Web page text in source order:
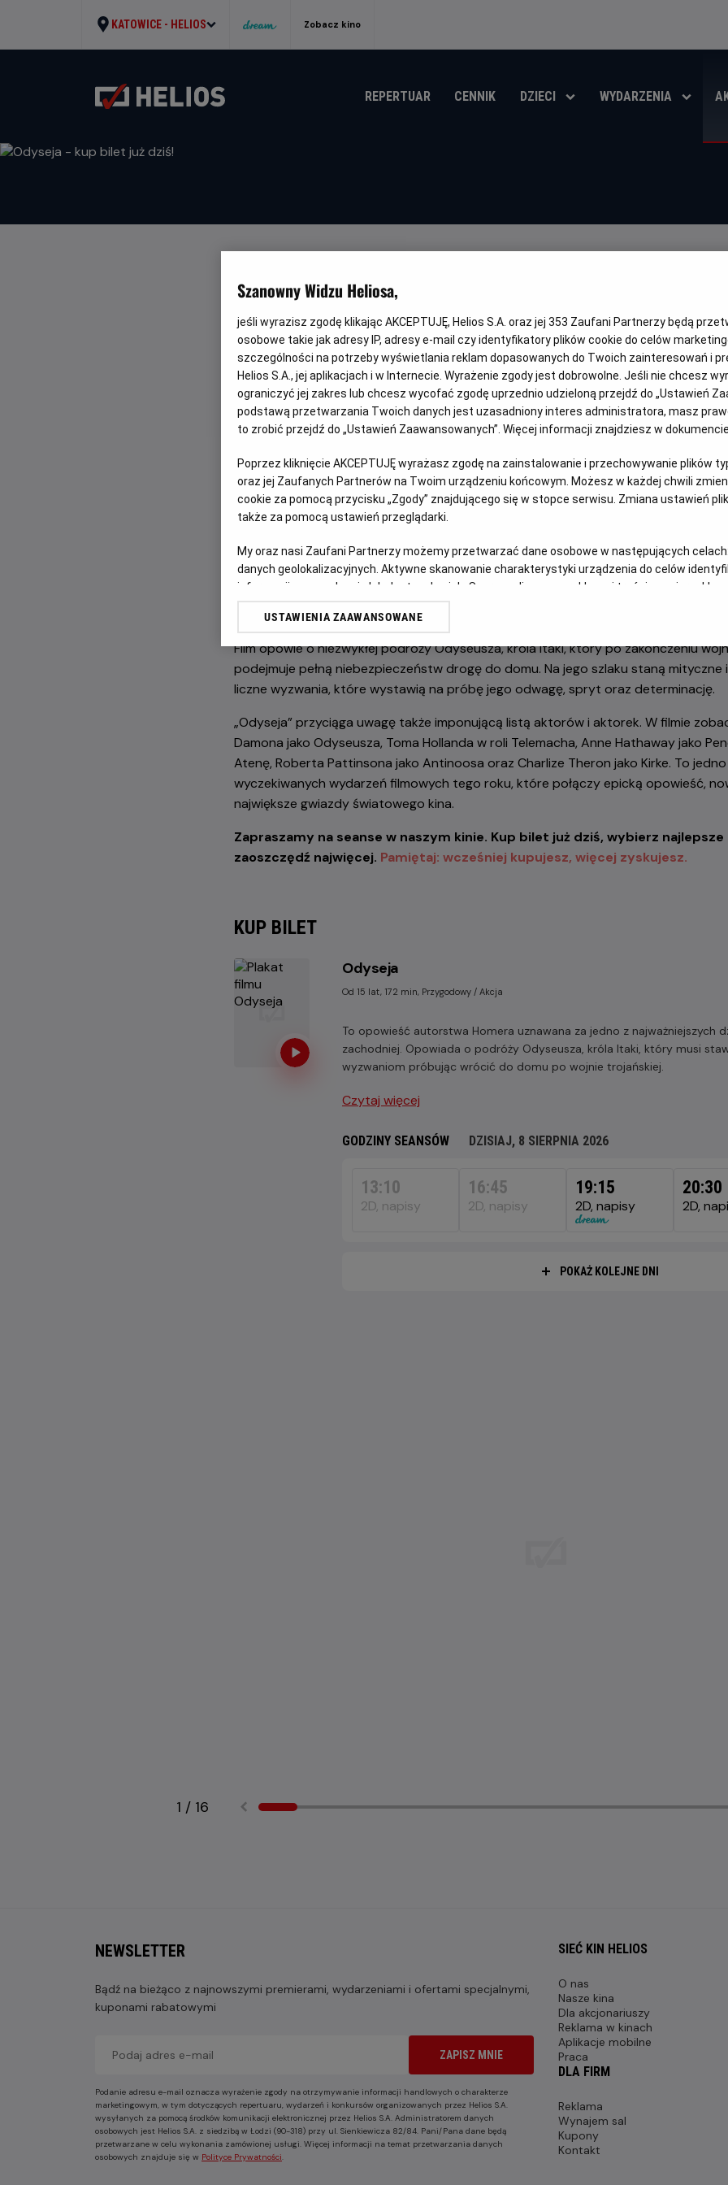
KATOWICE - HELIOS Zobacz kino
REPERTUAR CENNIK DZIECI WYDARZENIA
ODYSEJA - KUP BILET JUŻ DZIŚ!
WRÓĆ DO AKTUALNOŚCI
Wyrusz w epicką podróż z Odyseuszem w najnowszym filmie Christophera
Po ogromnym sukcesie „Oppenheimera”, nagrodzonego siedmioma Oscarami®,
powraca z kolejnym wielkim widowiskiem. Tym razem jeden z najbardziej cenionych
literatury.
Film opowie o niezwykłej podróży Odyseusza, króla Itaki, który po zakończeniu
podejmuje pełną niebezpieczeństw drogę do domu. Na jego szlaku staną
liczne wyzwania, które wystawią na próbę jego odwagę, spryt oraz determinację.
„Odyseja” przyciąga uwagę także imponującą listą aktorów i aktorek. W filmie
Damona jako Odyseusza, Toma Hollanda w roli Telemacha, Anne Hathaway jako
Atenę, Roberta Pattinsona jako Antinoosa oraz Charlize Theron jako Kirke. To
wyczekiwanych wydarzeń filmowych tego roku, które połączy epicką opowieść,
największe gwiazdy światowego kina.
Zapraszamy na seanse w naszym kinie. Kup bilet już dziś, wybierz
zaoszczędź najwięcej. Pamiętaj: wcześniej kupujesz, więcej zyskujesz.
KUP BILET
Odyseja
Od 15 lat, 172 min, Przygodowy / Akcja
To opowieść autorstwa Homera uznawana za jedno z najważniejszych
zachodniej. Opowiada o podróży Odyseusza, króla Itaki, który musi
wyzwaniom próbując wrócić do domu po wojnie trojańskiej.
Czytaj więcej
GODZINY SEANSÓW
DZISIAJ, 8 SIERPNIA 2026
SIERPNIA
2026
13:10
2D, napisy
16:45
2D, napisy
19:15
2D, napisy
20:30
2D,
POKAŻ KOLEJNE DNI
1 / 16
NEWSLETTER
Bądź na bieżąco z najnowszymi premierami, wydarzeniami i ofertami specjalnymi,
kuponami rabatowymi
ZAPISZ MNIE
Podanie adresu e-mail oznacza wyrażenie zgody na otrzymywanie informacji handlowych o charakterze
marketingowym, w tym dotyczących repertuaru, wydarzeń i konkursów organizowanych przez Helios S.A.
wysyłanych za pomocą środków komunikacji elektronicznej przez Helios S.A. Administratorem danych
osobowych jest Helios S.A. z siedzibą w Łodzi (90-318) przy ul. Sienkiewicza 82/84. Pani/Pana dane będą
przetwarzane w celu wykonania zamówionej usługi. Więcej informacji na temat przetwarzania danych
osobowych znajduje się w Polityce Prywatności
SIEĆ KIN HELIOS
O nas
Nasze kina
Dla akcjonariuszy
Reklama w kinach
Aplikacje mobilne
Praca
DLA FIRM
Reklama
Wynajem sal
Kupony
Kontakt
Szanowny Widzu Heliosa,
jeśli wyrazisz zgodę klikając AKCEPTUJĘ, Helios S.A. oraz jej 353 Zaufani Partnerzy będą
osobowe takie jak adresy IP, adresy e-mail czy identyfikatory plików cookie do celów
szczególności na potrzeby wyświetlania reklam dopasowanych do Twoich zainteresowań i
Helios S.A., jej aplikacjach i w Internecie. Wyrażenie zgody jest dobrowolne. Jeśli nie chcesz
ograniczyć jej zakres lub chcesz wycofać zgodę uprzednio udzieloną przejdź do „Ustawień
podstawą przetwarzania Twoich danych jest uzasadniony interes administratora, masz
to zrobić przejdź do „Ustawień Zaawansowanych”. Więcej informacji znajdziesz w
Poprzez kliknięcie AKCEPTUJĘ wyrażasz zgodę na zainstalowanie i przechowywanie plików
oraz jej Zaufanych Partnerów na Twoim urządzeniu końcowym. Możesz w każdej chwili
cookie za pomocą przycisku „Zgody” znajdującego się w stopce serwisu. Zmiana ustawień
także za pomocą ustawień przeglądarki.
My oraz nasi Zaufani Partnerzy możemy przetwarzać dane osobowe w następujących
danych geolokalizacyjnych. Aktywne skanowanie charakterystyki urządzenia do celów
informacji na urządzeniu lub dostęp do nich. Spersonalizowane reklamy i treści, pomiar
odbiorców i ulepszanie usług.
USTAWIENIA ZAAWANSOWANE